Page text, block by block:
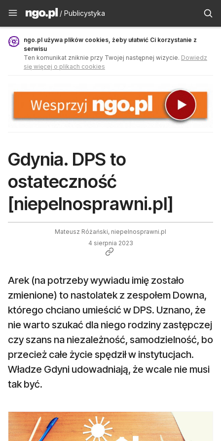
Publicystyka - ngo.pl
/ Publicystyka
ngo.pl używa plików cookies, żeby ułatwić Ci korzystanie z
serwisu
Ten komunikat zniknie przy Twojej następnej wizycie. Dowiedz
się więcej o plikach cookies
Gdynia. DPS to
ostateczność
[niepelnosprawni.pl]
Mateusz Różański, niepelnosprawni.pl
4 sierpnia 2023
Arek (na potrzeby wywiadu imię zostało
zmienione) to nastolatek z zespołem Downa,
którego chciano umieścić w DPS. Uznano, że
nie warto szukać dla niego rodziny zastępczej
czy szans na niezależność, samodzielność, bo
przecież całe życie spędził w instytucjach.
Władze Gdyni udowadniają, że wcale nie musi
tak być.